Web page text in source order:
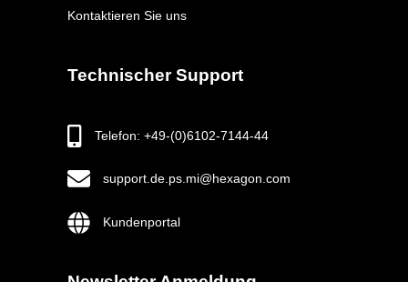
Kontaktieren Sie uns
Technischer Support
Telefon: +49-(0)6102-7144-44
support.de.ps.mi@hexagon.com
Kundenportal